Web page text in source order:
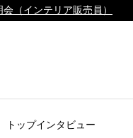
（インテリア販売員）
トップインタビュー